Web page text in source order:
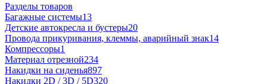
Разделы товаров
Багажные системы13
Детские автокресла и бустеры20
Провода прикуривания, клеммы, аварийный знак14
Компрессоры1
Материал отрезной234
Накидки на сиденья897
Накидки 2D / 3D / 5D320